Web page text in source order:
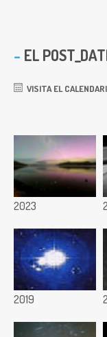
EL
VISITA EL
2023
2019